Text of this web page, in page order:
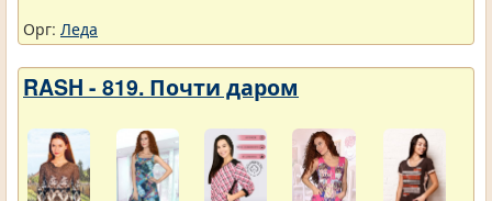
Орг: Леда
RASH - 819. Почти даром